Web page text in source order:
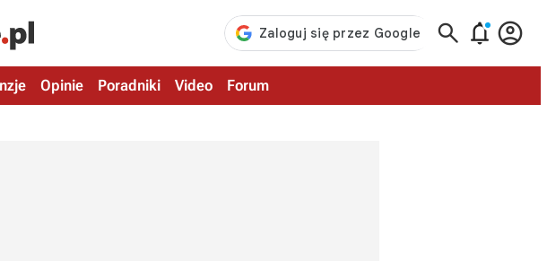
  
Opinie Poradniki Video Forum